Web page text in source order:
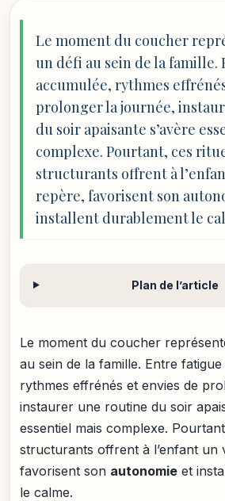
Le moment du coucher
un défi au sein de la famille.
accumulée, rythmes
prolonger la journée,
du soir apaisante s’avère
complexe. Pourtant, ces
structurants offrent à
repère, favorisent son
installent durablement le
Plan de l’article
Le moment du coucher
au sein de la famille. Entre
rythmes effrénés et envies de
instaurer une routine du soir
essentiel mais complexe.
structurants offrent à l’enfant un
favorisent son autonomie et
le calme.